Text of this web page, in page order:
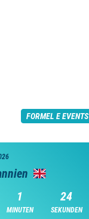
FORMEL E EVENTS
1
MINUTEN
23
SEKUNDEN